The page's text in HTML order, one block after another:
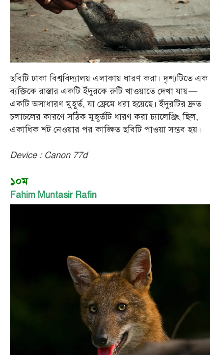
ছবিটি ঢাকা বিশ্ববিদ্যালয় এলাকায় ধারণ করা। দৃশ্যটিতে এক
ব্যক্তিকে রাস্তার একটি ইঁদুরকে রুটি খাওয়াতে দেখা যায়—
একটি অসাধারণ মুহূর্ত, যা ফ্রেমে ধরা হয়েছে। ইঁদুরটির দ্রুত
চলাচলের কারণে সঠিক মুহূর্তটি ধারণ করা চ্যালেঞ্জিং ছিল,
একাধিক শট নেওয়ার পর কাঙ্ক্ষিত ছবিটি পাওয়া সম্ভব হয়।
Device : Canon 77d
১০ম
Fahim Muntasir Rafin